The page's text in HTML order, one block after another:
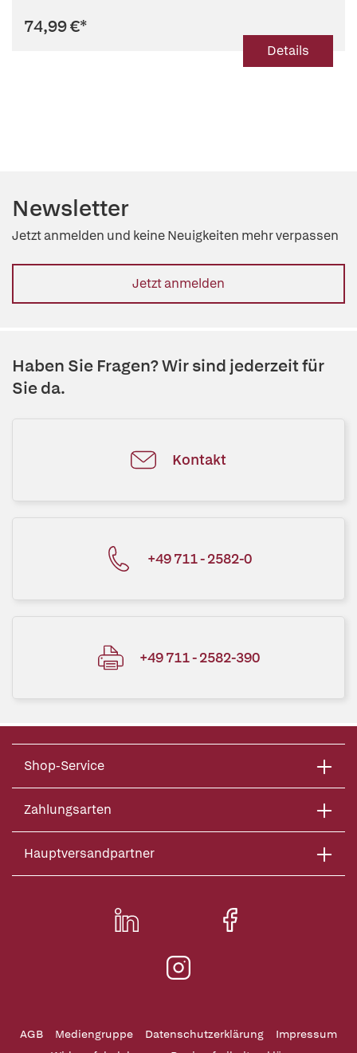
74,99 €*
Details
Newsletter
Jetzt anmelden und keine Neuigkeiten mehr verpassen
Jetzt anmelden
Haben Sie Fragen? Wir sind jederzeit für
Sie da.
Kontakt
+49 711 - 2582-0
+49 711 - 2582-390
Shop-Service
Zahlungsarten
Hauptversandpartner
AGB Mediengruppe Datenschutzerklärung
Impressum